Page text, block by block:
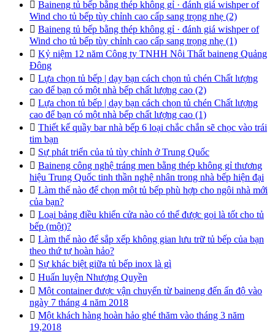
 Baineng tủ bếp bằng thép không gỉ · đánh giá wishper of
Wind cho tủ bếp tùy chỉnh cao cấp sang trọng nhẹ (2)
 Baineng tủ bếp bằng thép không gỉ · đánh giá wishper of
Wind cho tủ bếp tùy chỉnh cao cấp sang trọng nhẹ (1)
 Kỷ niệm 12 năm Công ty TNHH Nội Thất baineng Quảng
Đông
 Lựa chọn tủ bếp | dạy bạn cách chọn tủ chén Chất lượng
cao để bạn có một nhà bếp chất lượng cao (2)
 Lựa chọn tủ bếp | dạy bạn cách chọn tủ chén Chất lượng
cao để bạn có một nhà bếp chất lượng cao (1)
 Thiết kế quầy bar nhà bếp 6 loại chắc chắn sẽ chọc vào trái
tim bạn
 Sự phát triển của tủ tùy chỉnh ở Trung Quốc
 Baineng công nghệ tráng men bằng thép không gỉ thương
hiệu Trung Quốc tinh thần nghệ nhân trong nhà bếp hiện đại
 Làm thế nào để chọn một tủ bếp phù hợp cho ngôi nhà mới
của bạn?
 Loại bảng điều khiển cửa nào có thể được gọi là tốt cho tủ
bếp (một)?
 Làm thế nào để sắp xếp không gian lưu trữ tủ bếp của bạn
theo thứ tự hoàn hảo?
 Sự khác biệt giữa tủ bếp inox là gì
 Huấn luyện Nhượng Quyền
 Một container được vận chuyển từ baineng đến ấn độ vào
ngày 7 tháng 4 năm 2018
 Một khách hàng hoàn hảo ghé thăm vào tháng 3 năm
19,2018